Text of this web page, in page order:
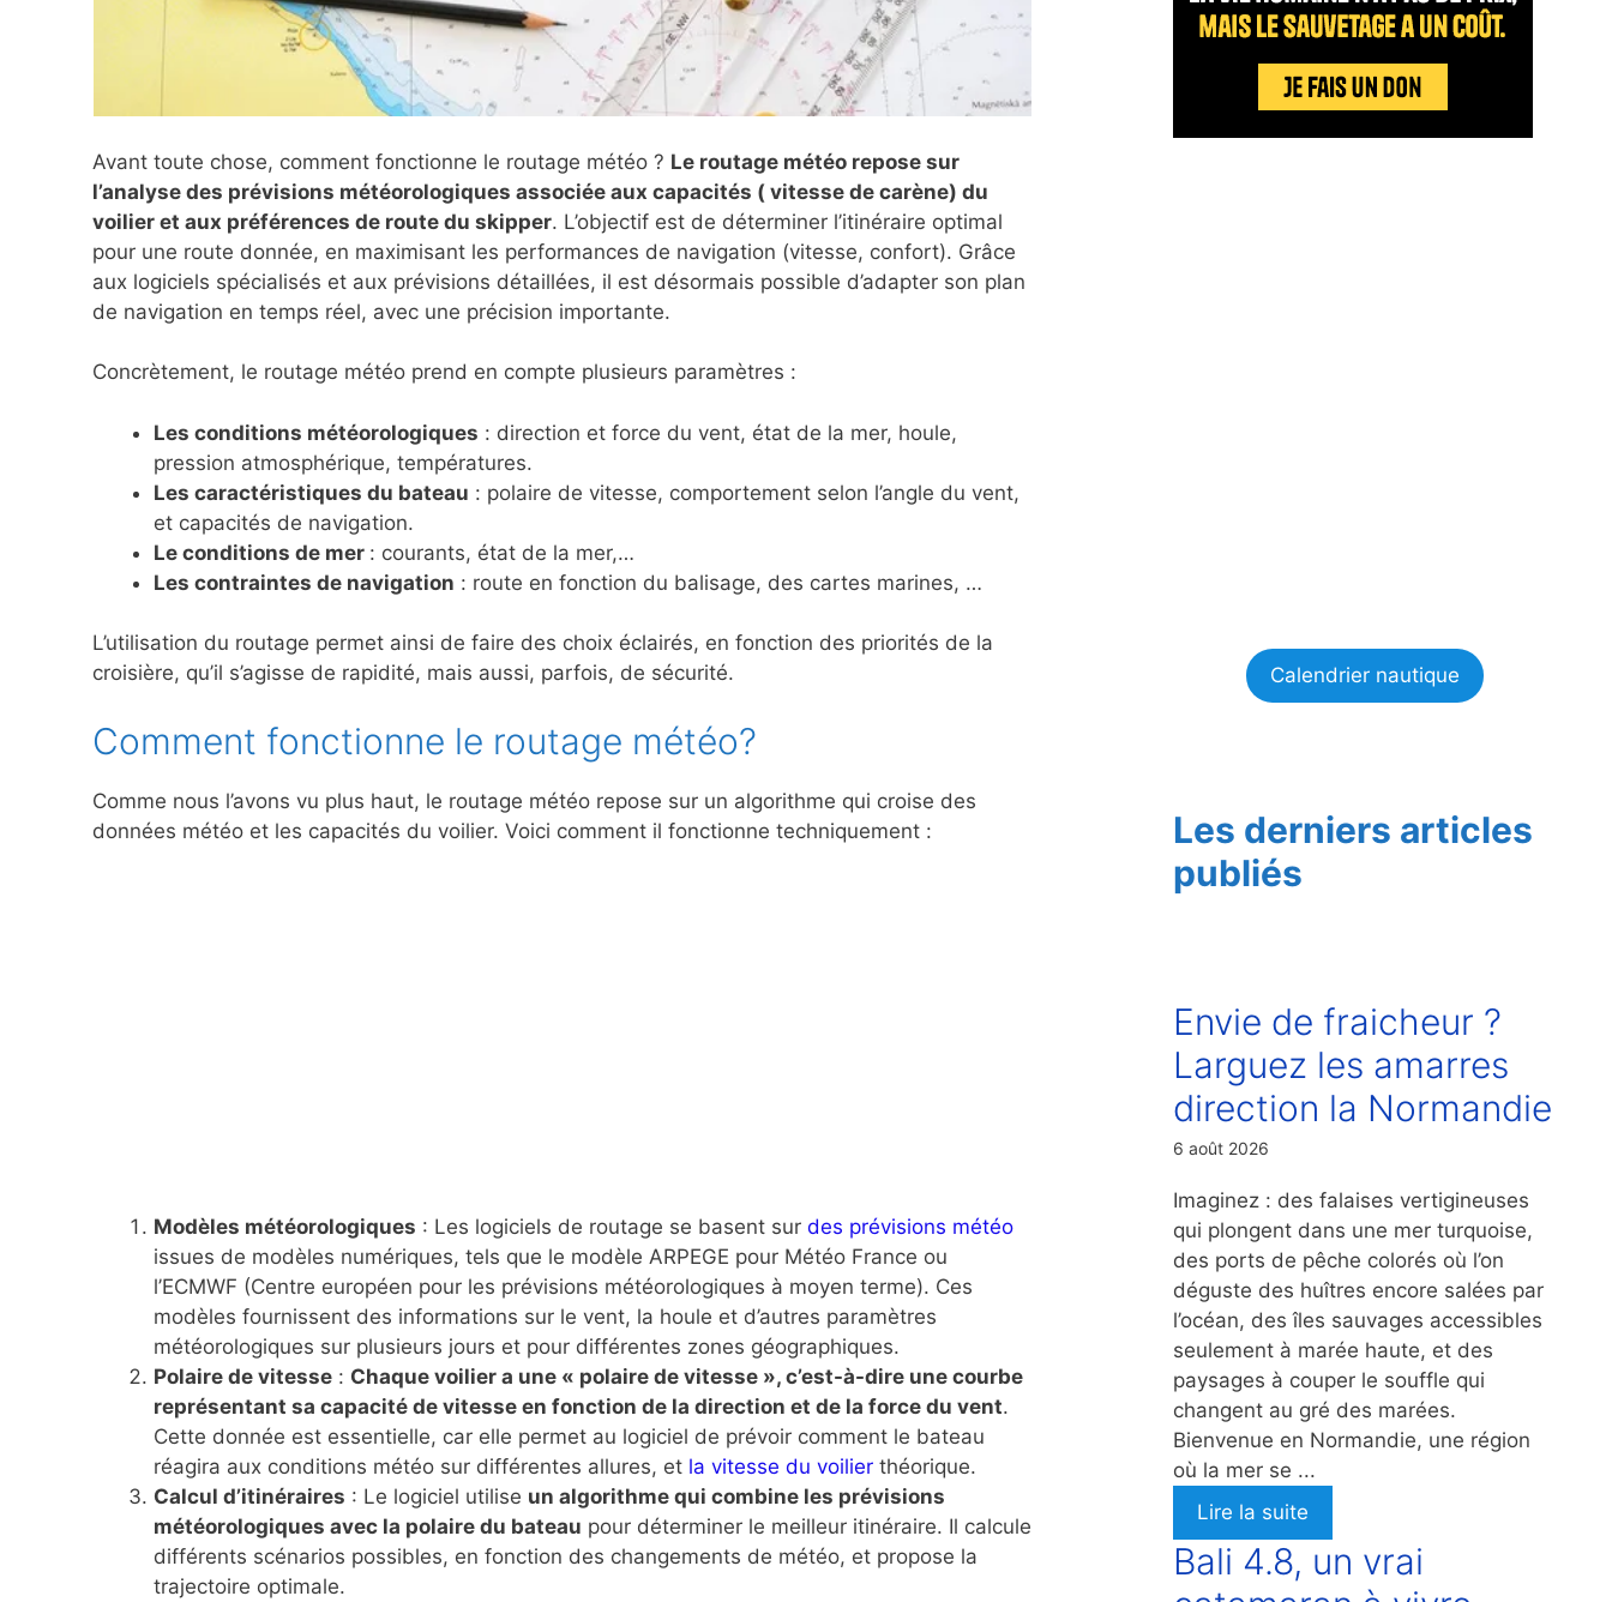
Avant toute chose, comment fonctionne le routage météo ? Le routage météo repose sur
l’analyse des prévisions météorologiques associée aux capacités ( vitesse de carène) du
voilier et aux préférences de route du skipper. L’objectif est de déterminer l’itinéraire optimal
pour une route donnée, en maximisant les performances de navigation (vitesse, confort). Grâce
aux logiciels spécialisés et aux prévisions détaillées, il est désormais possible d’adapter son plan
de navigation en temps réel, avec une précision importante.
Concrètement, le routage météo prend en compte plusieurs paramètres :
Les conditions météorologiques : direction et force du vent, état de la mer, houle,
pression atmosphérique, températures.
Les caractéristiques du bateau : polaire de vitesse, comportement selon l’angle du vent,
et capacités de navigation.
Le conditions de mer : courants, état de la mer,…
Les contraintes de navigation : route en fonction du balisage, des cartes marines, …
L’utilisation du routage permet ainsi de faire des choix éclairés, en fonction des priorités de la
croisière, qu’il s’agisse de rapidité, mais aussi, parfois, de sécurité.
Comment fonctionne le routage météo?
Comme nous l’avons vu plus haut, le routage météo repose sur un algorithme qui croise des
données météo et les capacités du voilier. Voici comment il fonctionne techniquement :
Modèles météorologiques : Les logiciels de routage se basent sur des prévisions météo
issues de modèles numériques, tels que le modèle ARPEGE pour Météo France ou
l’ECMWF (Centre européen pour les prévisions météorologiques à moyen terme). Ces
modèles fournissent des informations sur le vent, la houle et d’autres paramètres
météorologiques sur plusieurs jours et pour différentes zones géographiques.
Polaire de vitesse : Chaque voilier a une « polaire de vitesse », c’est-à-dire une courbe
représentant sa capacité de vitesse en fonction de la direction et de la force du vent.
Cette donnée est essentielle, car elle permet au logiciel de prévoir comment le bateau
réagira aux conditions météo sur différentes allures, et la vitesse du voilier théorique.
Calcul d’itinéraires : Le logiciel utilise un algorithme qui combine les prévisions
météorologiques avec la polaire du bateau pour déterminer le meilleur itinéraire. Il calcule
différents scénarios possibles, en fonction des changements de météo, et propose la
trajectoire optimale.
Calendrier nautique
Les derniers articles
publiés
Envie de fraicheur ?
Larguez les amarres
direction la Normandie
6 août 2026
Imaginez : des falaises vertigineuses
qui plongent dans une mer turquoise,
des ports de pêche colorés où l’on
déguste des huîtres encore salées par
l’océan, des îles sauvages accessibles
seulement à marée haute, et des
paysages à couper le souffle qui
changent au gré des marées.
Bienvenue en Normandie, une région
où la mer se ...
Lire la suite
Bali 4.8, un vrai